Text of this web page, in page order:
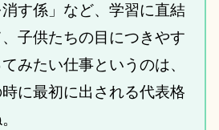
消す係」など、学習に直結
、子供たちの目につきやす
みたい仕事というのは、
に最初に出される代表格